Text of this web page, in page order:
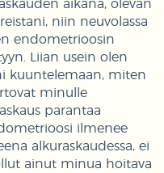
aikana, olevan
niin neuvolassa
endometrioosin
Liian usein olen
kuuntelemaan, miten
minulle
parantaa
ilmenee
alkuraskaudessa, ei
ainut minua hoitava